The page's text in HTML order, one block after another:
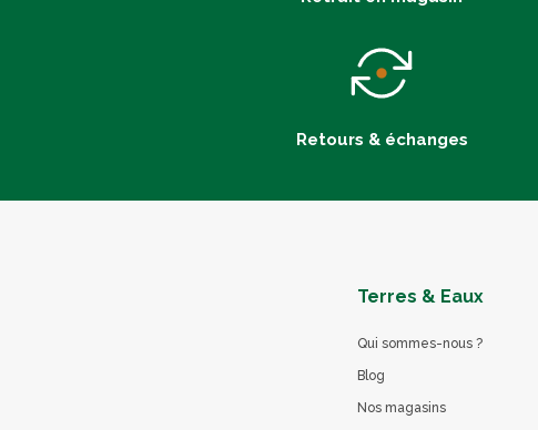
Retours & échanges
Terres & Eaux
Qui sommes-nous ?
Blog
Nos magasins